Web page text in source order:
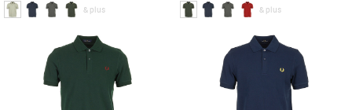
& plus
XXL
Vêtements pas cher et Promos
Vêtements
Découvrez le polo Twin Tipped Fred
Perry, un incontournable de la
collection printemps-été 2026. Conçu
& plus
XXL
Vêtements pas cher et Promos
Vêtements
Le polo Fred Perry Twin Tipped est une
pièce incontournable de la collection
Printemps Été 2026, alliant [...]